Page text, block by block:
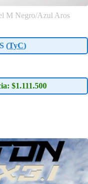
M Negro/Azul Aros
(TyC)
$1.111.500